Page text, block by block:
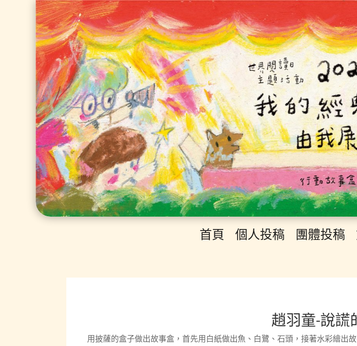
首頁 個人投稿 團體投稿
趙羽童-說謊
用披薩的盒子做出故事盒，首先用白紙做出魚、白鷺、石頭，接著水彩繪出